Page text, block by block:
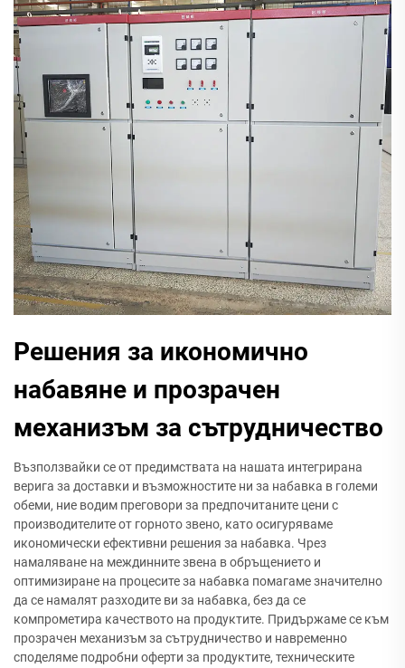
Решения за икономично
набавяне и прозрачен
механизъм за сътрудничество
Възползвайки се от предимствата на нашата интегрирана
верига за доставки и възможностите ни за набавка в големи
обеми, ние водим преговори за предпочитаните цени с
производителите от горното звено, като осигуряваме
икономически ефективни решения за набавка. Чрез
намаляване на междинните звена в обръщението и
оптимизиране на процесите за набавка помагаме значително
да се намалят разходите ви за набавка, без да се
компрометира качеството на продуктите. Придържаме се към
прозрачен механизъм за сътрудничество и навременно
споделяме подробни оферти за продуктите, техническите